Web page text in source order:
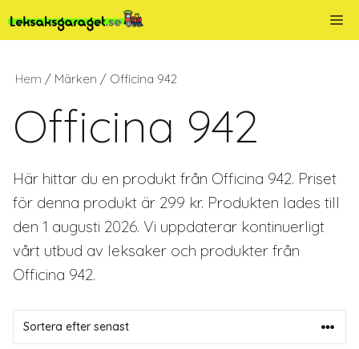
Hoppa
till
Hem / Märken / Officina 942
Officina 942
Här hittar du en produkt från Officina 942. Priset
för denna produkt är 299 kr. Produkten lades till
den 1 augusti 2026. Vi uppdaterar kontinuerligt
vårt utbud av leksaker och produkter från
Officina 942.